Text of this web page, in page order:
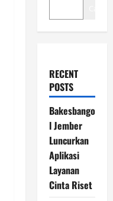
RECENT
POSTS
Bakesbango
l Jember
Luncurkan
Aplikasi
Layanan
Cinta Riset